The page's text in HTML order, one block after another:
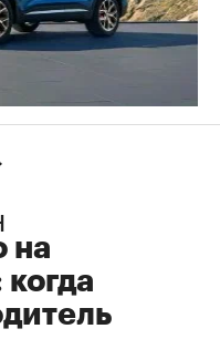
на